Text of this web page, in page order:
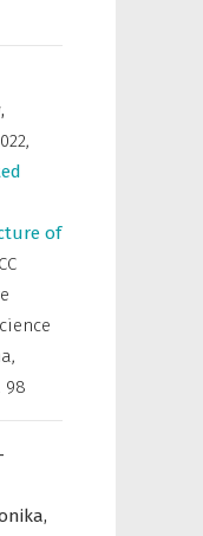
,
of
98